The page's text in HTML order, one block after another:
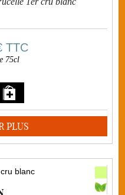
TTC
75cl
PLUS
blanc